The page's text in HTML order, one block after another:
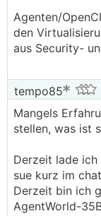
Agenten/
den
aus Security-
tempo85
Mangels
stellen, was ist
Derzeit lade
sue kurz im
Derzeit bin ich
AgentWorld-